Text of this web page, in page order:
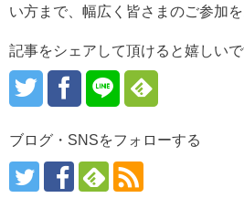
い方まで、幅広く皆さまのご参加を
記事をシェアして頂けると嬉しい
ブログ・SNSをフォローする